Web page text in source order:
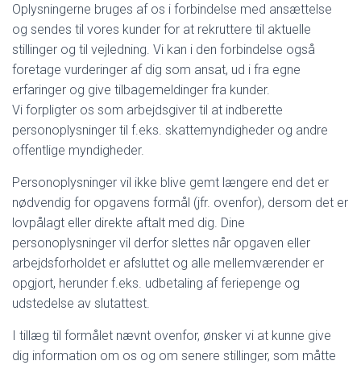
Oplysningerne bruges af os i forbindelse med ansættelse
og sendes til vores kunder for at rekruttere til aktuelle
stillinger og til vejledning. Vi kan i den forbindelse også
foretage vurderinger af dig som ansat, ud i fra egne
erfaringer og give tilbagemeldinger fra kunder.
Vi forpligter os som arbejdsgiver til at indberette
personoplysninger til f.eks. skattemyndigheder og andre
offentlige myndigheder.
Personoplysninger vil ikke blive gemt længere end det er
nødvendig for opgavens formål (jfr. ovenfor), dersom det er
lovpålagt eller direkte aftalt med dig. Dine
personoplysninger vil derfor slettes når opgaven eller
arbejdsforholdet er afsluttet og alle mellemværender er
opgjort, herunder f.eks. udbetaling af feriepenge og
udstedelse av slutattest.
I tillæg til formålet nævnt ovenfor, ønsker vi at kunne give
dig information om os og om senere stillinger, som måtte